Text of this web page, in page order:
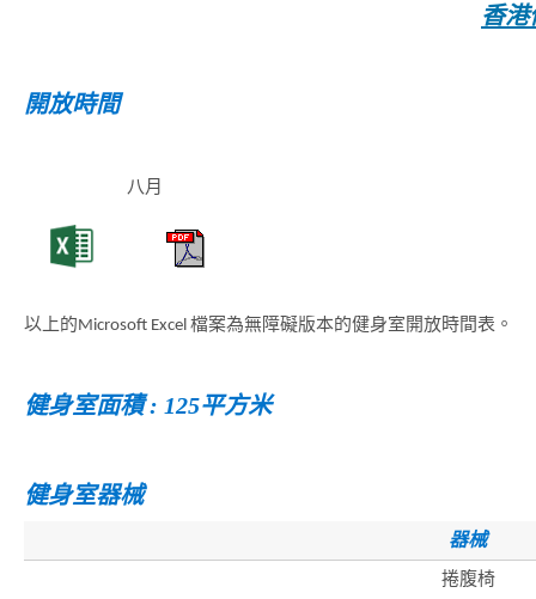
香港
開放時間
八月
以上的Microsoft Excel 檔案為無障礙版本的健身室開放時間表。
健身室面積 : 125平方米
健身室器械
器械
捲腹椅